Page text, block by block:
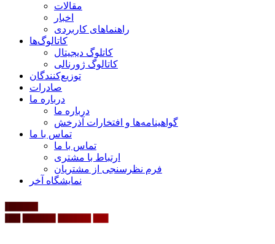
مقالات
اخبار
راهنماهای کاربردی
کاتالوگ‌ها
کاتلوگ دیجیتال
کاتالوگ ژورنالی
توزیع‌کنندگان
صادرات
درباره ما
درباره ما
گواهینامه‌ها و افتخارات آذرخش
تماس با ما
تماس با ما
ارتباط با مشتری
فرم نظرسنجی از مشتریان
نمایشگاه‌ آخر